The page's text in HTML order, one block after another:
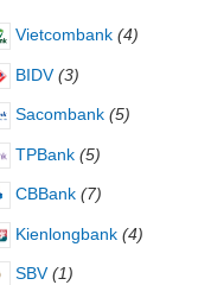
Vietcombank (4)
BIDV (3)
Sacombank (5)
TPBank (5)
CBBank (7)
Kienlongbank (4)
SBV (1)